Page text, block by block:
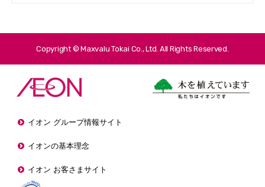
Copyright © Maxvalu Tokai Co., Ltd. All Rights Reserved.
イオン グループ情報サイト
イオンの基本理念
イオン お客さまサイト